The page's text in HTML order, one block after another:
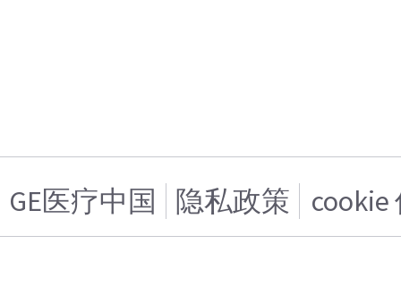
GE医疗中国 隐私政策 cookie